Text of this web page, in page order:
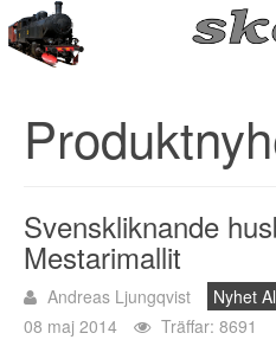
Svenskliknande
Mestarimallit
Andreas Ljungqvist
Nyhet
08 maj 2014
Träffar: 8691